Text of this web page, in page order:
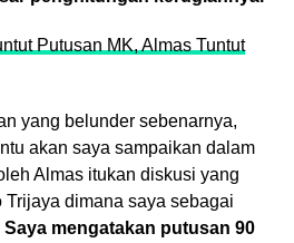
Putusan MK, Almas Tuntut
yang belunder sebenarnya,
akan saya sampaikan dalam
Almas itukan diskusi yang
dimana saya sebagai
Saya mengatakan putusan 90